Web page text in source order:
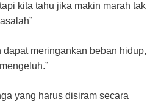
kita tahu jika makin marah tak
dapat meringankan beban hidup,
yang harus disiram secara